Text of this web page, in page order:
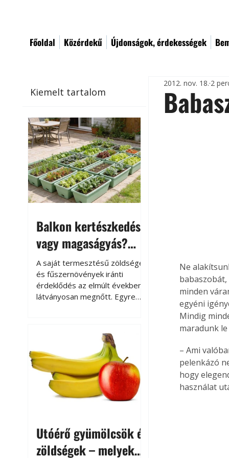
Főoldal Közérdekű Újdonságok, érdekességek
Kiemelt tartalom
Balkon kertészkedés
vagy magaságyás?
Helytakarékos
kertészkedés
A saját termesztésű zöldségek
és fűszernövények iránti
érdeklődés az elmúlt években
látványosan megnőtt. Egyre
kertészkedés sokak számára
kikapcsolódást és feltöltődést
is jelent.
Utóérő gyümölcsök és
zöldségek – melyek
2012. nov. 18. 2
Ne
babaszobát,
minden
egyéni
Mindig
maradunk
– Ami
pelenkázó
hogy
használat